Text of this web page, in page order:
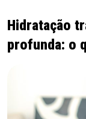
Hidratação
profunda: o